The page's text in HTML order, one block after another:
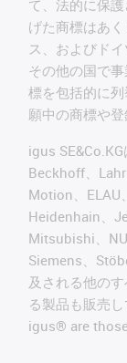
て、法的に保
げた商標はあ
ス、およびド
その他の国で
標を包括的に
願中の商標や登
igus
Beckhoff、
Motion、ELAU
Heidenhain、
Mitsubishi、
Siemens、
及される他の
る製品も販売
igus® are